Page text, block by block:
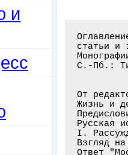
и
статьи и
С.-Пб.:
От
Жизнь и
Русская
I.
Взгляд
Ответ